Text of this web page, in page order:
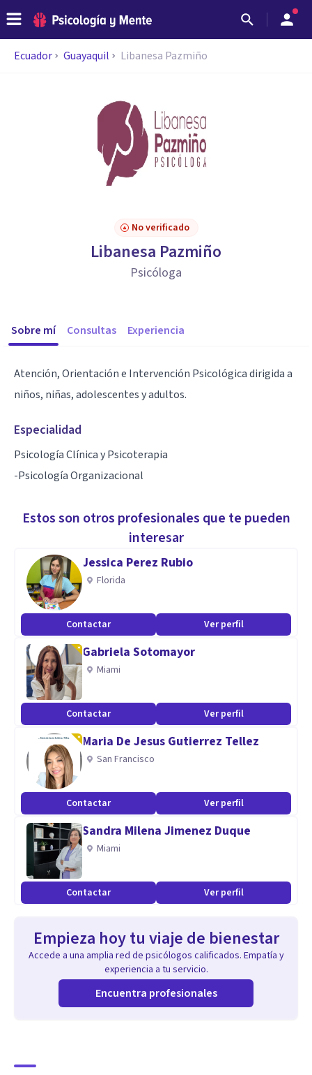
Ecuador Guayaquil Libanesa Pazmiño
No verificado
Libanesa Pazmiño
Psicóloga
Sobre mí Consultas Experiencia
Atención, Orientación e Intervención Psicológica dirigida a
niños, niñas, adolescentes y adultos.
Especialidad
Psicología Clínica y Psicoterapia
-Psicología Organizacional
Estos son otros profesionales que te pueden
interesar
Jessica Perez Rubio
Florida
Contactar Ver perfil
Gabriela Sotomayor
Miami
Contactar Ver perfil
Maria De Jesus Gutierrez Tellez
San Francisco
Contactar Ver perfil
Sandra Milena Jimenez Duque
Miami
Contactar Ver perfil
Empieza hoy tu viaje de bienestar
Accede a una amplia red de psicólogos calificados. Empatía y
experiencia a tu servicio.
Encuentra profesionales